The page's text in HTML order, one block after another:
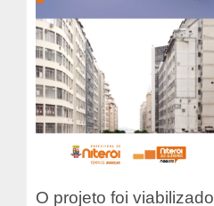
O projeto foi viabilizado